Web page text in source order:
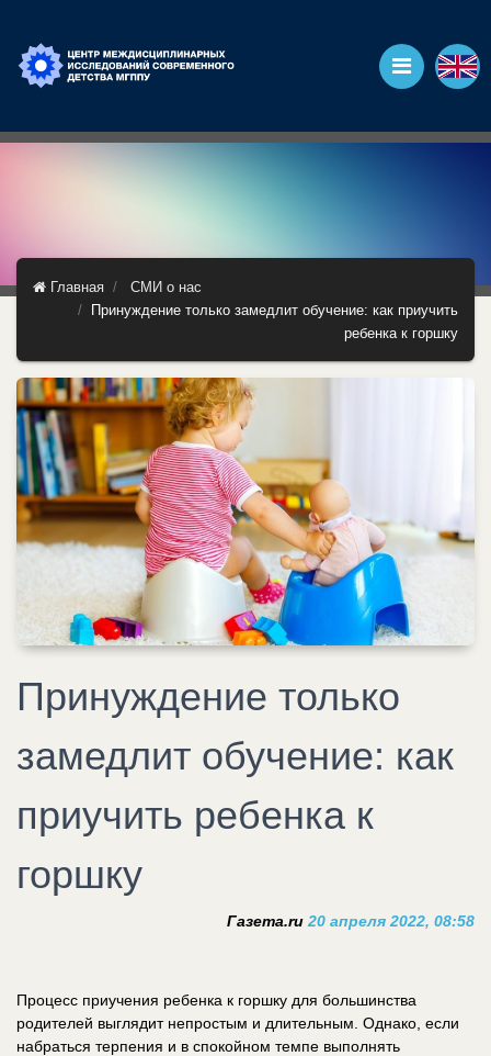
Главная
СМИ о нас
Принуждение только замедлит обучение: как приучить
ребенка к горшку
Принуждение только
замедлит обучение: как
приучить ребенка к
горшку
Газета.ru 20 апреля 2022, 08:58
Процесс приучения ребенка к горшку для большинства
родителей выглядит непростым и длительным. Однако, если
набраться терпения и в спокойном темпе выполнять